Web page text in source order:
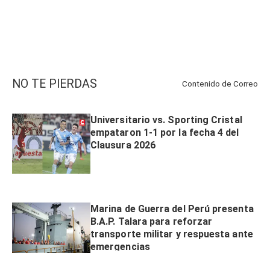
NO TE PIERDAS Contenido de Correo
Universitario vs. Sporting Cristal
empataron 1-1 por la fecha 4 del
Clausura 2026
Marina de Guerra del Perú presenta
B.A.P. Talara para reforzar
transporte militar y respuesta ante
emergencias